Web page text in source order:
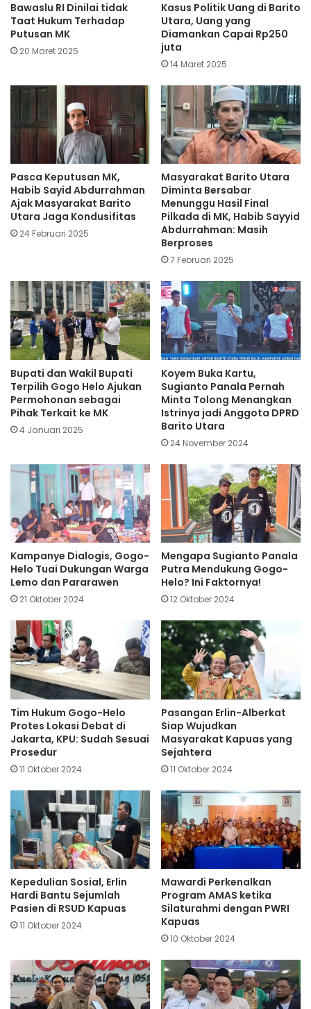
Bawaslu RI Dinilai tidak
Taat Hukum Terhadap
Putusan MK
20 Maret 2025
Kasus Politik Uang di Barito
Utara, Uang yang
Diamankan Capai Rp250
juta
14 Maret 2025
Pasca Keputusan MK,
Habib Sayid Abdurrahman
Ajak Masyarakat Barito
Utara Jaga Kondusifitas
24 Februari 2025
Masyarakat Barito Utara
Diminta Bersabar
Menunggu Hasil Final
Pilkada di MK, Habib Sayyid
Abdurrahman: Masih
Berproses
7 Februari 2025
Bupati dan Wakil Bupati
Terpilih Gogo Helo Ajukan
Permohonan sebagai
Pihak Terkait ke MK
4 Januari 2025
Koyem Buka Kartu,
Sugianto Panala Pernah
Minta Tolong Menangkan
Istrinya jadi Anggota DPRD
Barito Utara
24 November 2024
Kampanye Dialogis, Gogo-
Helo Tuai Dukungan Warga
Lemo dan Pararawen
21 Oktober 2024
Mengapa Sugianto Panala
Putra Mendukung Gogo-
Helo? Ini Faktornya!
12 Oktober 2024
Tim Hukum Gogo-Helo
Protes Lokasi Debat di
Jakarta, KPU: Sudah Sesuai
Prosedur
11 Oktober 2024
Pasangan Erlin-Alberkat
Siap Wujudkan
Masyarakat Kapuas yang
Sejahtera
11 Oktober 2024
Kepedulian Sosial, Erlin
Hardi Bantu Sejumlah
Pasien di RSUD Kapuas
11 Oktober 2024
Mawardi Perkenalkan
Program AMAS ketika
Silaturahmi dengan PWRI
Kapuas
10 Oktober 2024